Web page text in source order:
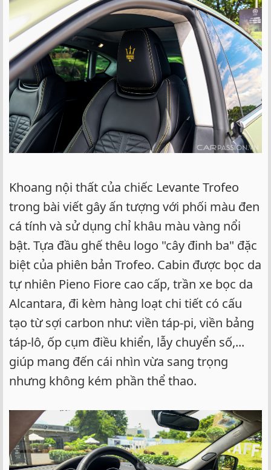
Khoang nội thất của chiếc Levante Trofeo
trong bài viết gây ấn tượng với phối màu đen
cá tính và sử dụng chỉ khâu màu vàng nổi
bật. Tựa đầu ghế thêu logo "cây đinh ba" đặc
biệt của phiên bản Trofeo. Cabin được bọc da
tự nhiên Pieno Fiore cao cấp, trần xe bọc da
Alcantara, đi kèm hàng loạt chi tiết có cấu
tạo từ sợi carbon như: viền táp-pi, viền bảng
táp-lô, ốp cụm điều khiển, lẫy chuyển số,...
giúp mang đến cái nhìn vừa sang trọng
nhưng không kém phần thể thao.